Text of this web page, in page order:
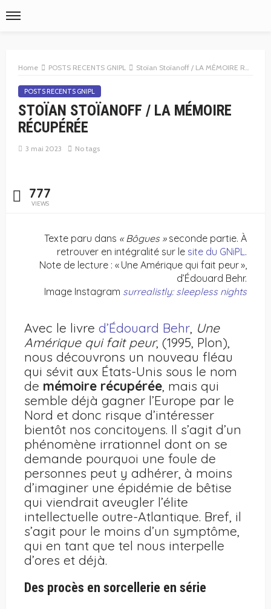
Home POSTS RECENTS GNIPL Stoïan Stoïanoff / LA MÉMOIRE RÉCUPÉRÉE
POSTS RECENTS GNIPL
STOÏAN STOÏANOFF / LA MÉMOIRE
RÉCUPÉRÉE
3 mai 2023 No tags
777
VIEWS
Texte paru dans « Bôgues »seconde partie. À
retrouver en intégralité sur le site du GNiPL.
Note de lecture : « Une Amérique qui fait peur »,
d’Édouard Behr.
Image Instagram surrealistly: sleepless nights
Avec le livre d’Édouard Behr Une
Amérique qui fait peur, (1995, Plon),
nous découvrons un nouveau fléau
qui sévit aux États-Unis sous le nom
de mémoire récupérée , mais qui
semble déjà gagner l’Europe par le
Nord et donc risque d’intéresser
bientôt nos concitoyens. Il s’agit d’un
phénomène irrationnel dont on se
demande pourquoi une foule de
personnes peut y adhérer, à moins
d’imaginer une épidémie de bêtise
qui viendrait aveugler l’élite
intellectuelle outre-Atlantique. Bref, il
s’agit pour le moins d’un symptôme,
qui en tant que tel nous interpelle
d’ores et déjà.
Des procès en sorcellerie en série